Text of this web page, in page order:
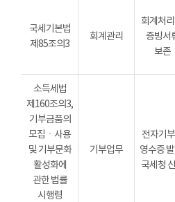
국세기본법
제85조의3
회계관리
회계처
증빙서
보존
소득세법
제160조의3,
기부금품의
모집ㆍ사용
및 기부문화
활성화에
관한 법률
시행령
기부업무
전자기
영수증
국세청